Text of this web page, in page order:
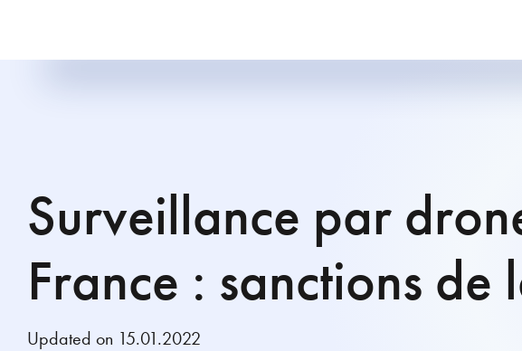
Surveillance par
France : sanctions de
Updated on 15.01.2022